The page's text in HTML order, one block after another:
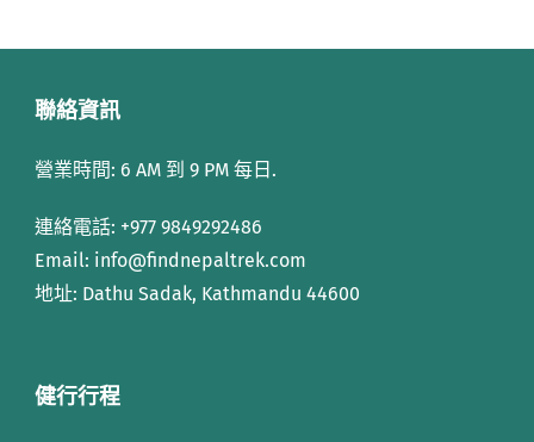
聯絡資訊
營業時間: 6 AM 到 9 PM 每日.
連絡電話: +977 9849292486
Email: info@findnepaltrek.com
地址: Dathu Sadak, Kathmandu 44600
健行行程